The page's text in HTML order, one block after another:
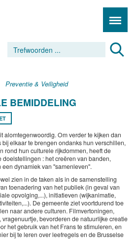
Preventie & Veiligheid
BEMIDDELING
alomtegenwoordig. Om verder te kijken dan
elkaar te brengen ondanks hun verschillen,
rond hun culturele rijkdommen, heeft de
: het creëren van banden,
dynamiek van "samenleven".
zien in de taken als in de samenstelling
toenadering van het publiek (in geval van
opvolging,...), initiatieven (wijkanimatie,
De gemeente ziet voortdurend toe
naar andere culturen. Filmvertoningen,
bevorderen de natuurlijke creatie
het gebruik van het Frans te stimuleren, en
bij te leren over leefregels en de Brusselse